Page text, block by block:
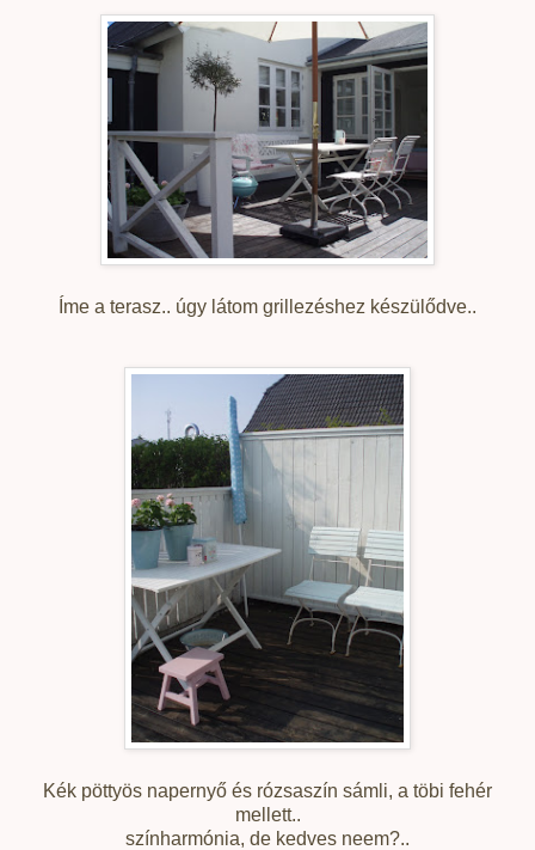
Íme a terasz.. úgy látom grillezéshez készülődve..
Kék pöttyös napernyő és rózsaszín sámli, a töbi fehér
mellett..
színharmónia, de kedves neem?..